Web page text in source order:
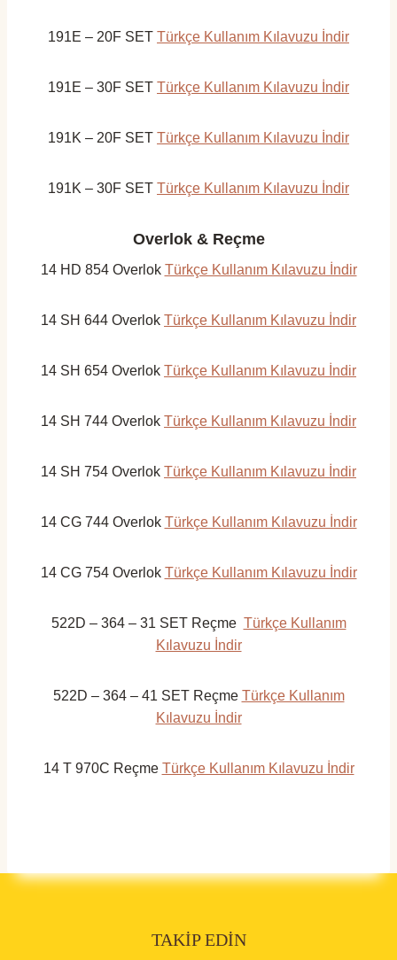
191E – 20F SET Türkçe Kullanım Kılavuzu İndir
191E – 30F SET Türkçe Kullanım Kılavuzu İndir
191K – 20F SET Türkçe Kullanım Kılavuzu İndir
191K – 30F SET Türkçe Kullanım Kılavuzu İndir
Overlok & Reçme
14 HD 854 Overlok Türkçe Kullanım Kılavuzu İndir
14 SH 644 Overlok Türkçe Kullanım Kılavuzu İndir
14 SH 654 Overlok Türkçe Kullanım Kılavuzu İndir
14 SH 744 Overlok Türkçe Kullanım Kılavuzu İndir
14 SH 754 Overlok Türkçe Kullanım Kılavuzu İndir
14 CG 744 Overlok Türkçe Kullanım Kılavuzu İndir
14 CG 754 Overlok Türkçe Kullanım Kılavuzu İndir
522D – 364 – 31 SET Reçme Türkçe Kullanım
Kılavuzu İndir
522D – 364 – 41 SET Reçme Türkçe Kullanım
Kılavuzu İndir
14 T 970C Reçme Türkçe Kullanım Kılavuzu İndir
TAKIP EDIN